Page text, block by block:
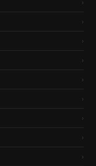
›
›
›
›
›
›
›
›
›